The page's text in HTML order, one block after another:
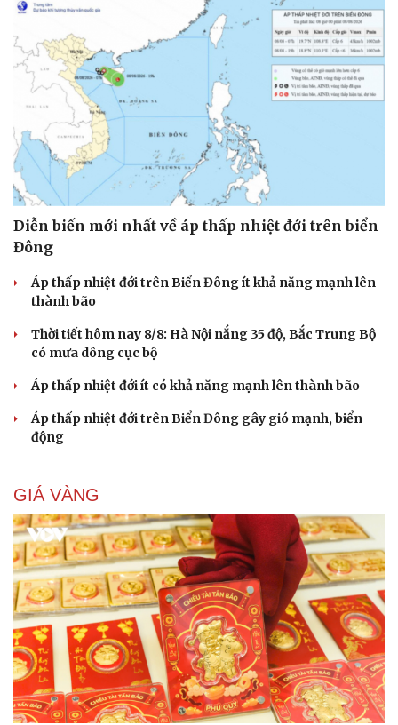
Diễn biến mới nhất về áp thấp nhiệt đới trên biển
Đông
Áp thấp nhiệt đới trên Biển Đông ít khả năng mạnh lên
thành bão
Thời tiết hôm nay 8/8: Hà Nội nắng 35 độ, Bắc Trung Bộ
có mưa dông cục bộ
Áp thấp nhiệt đới ít có khả năng mạnh lên thành bão
Áp thấp nhiệt đới trên Biển Đông gây gió mạnh, biển
động
GIÁ VÀNG